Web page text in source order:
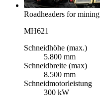
Roadheaders for mining
MH621
Schneidhöhe (max.)
5.800 mm
Schneidbreite (max)
8.500 mm
Schneidmotorleistung
300 kW